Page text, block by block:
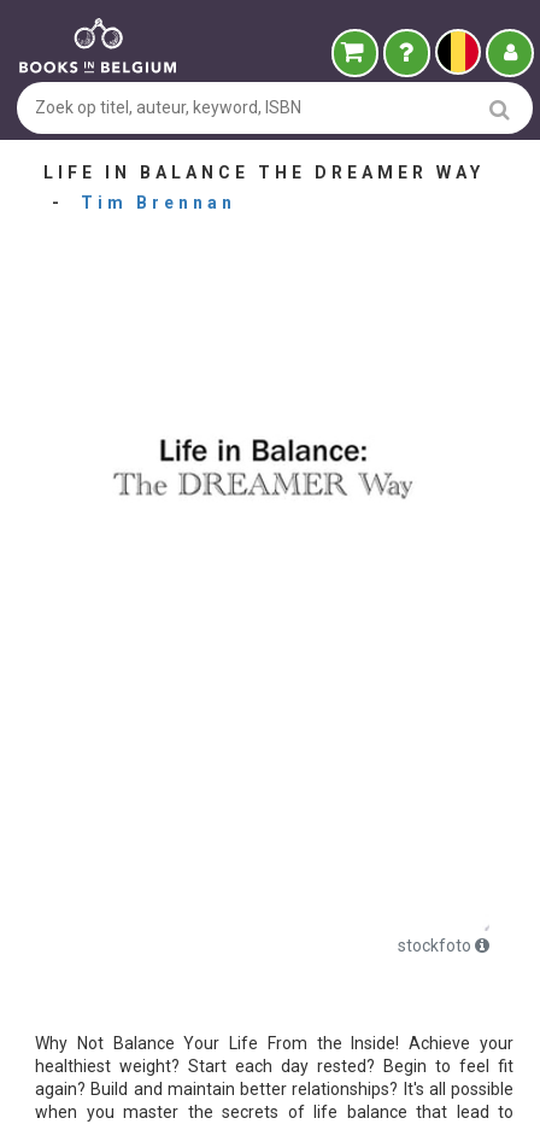
LIFE IN BALANCE THE DREAMER WAY
- Tim Brennan
stockfoto
Why Not Balance Your Life From the Inside! Achieve your
healthiest weight? Start each day rested? Begin to feel fit
again? Build and maintain better relationships? It's all possible
when you master the secrets of life balance that lead to